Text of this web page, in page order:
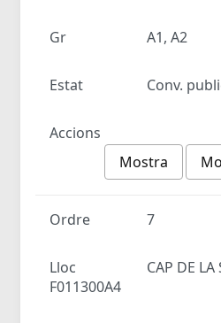
Gr A1, A2
Estat Conv.
Accions
Mostra
Ordre 7
Lloc
CAP DE LA
F011300A4